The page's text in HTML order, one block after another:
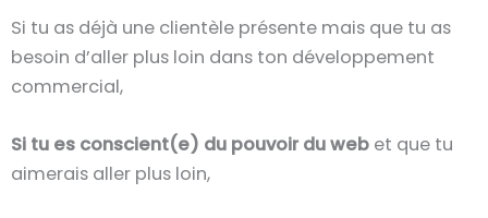
Si tu as déjà une clientèle présente mais que tu as
besoin d’aller plus loin dans ton développement
commercial,
Si tu es conscient(e) du pouvoir du web et que tu
aimerais aller plus loin,